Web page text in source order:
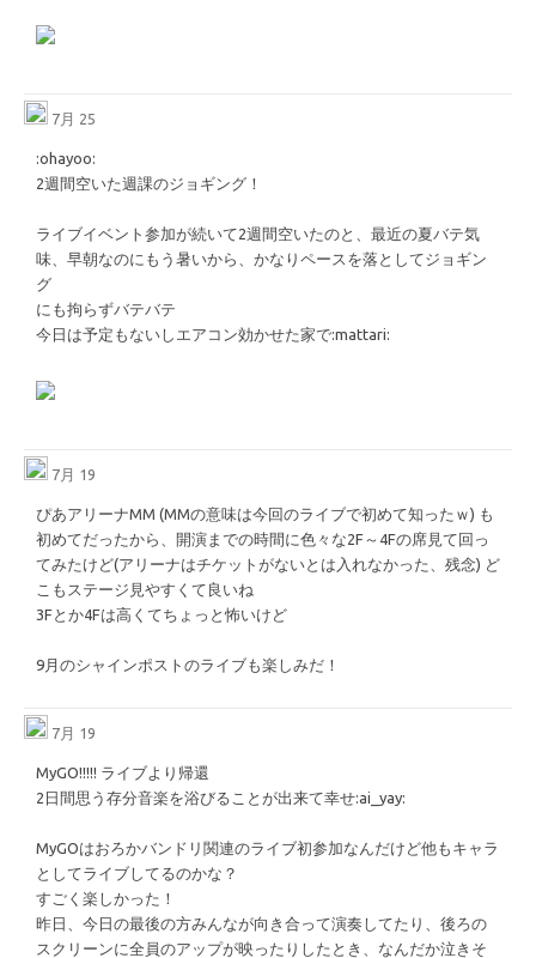
7月 25
​:ohayoo:​
2週間空いた週課のジョギング！
ライブイベント参加が続いて2週間空いたのと、最近の夏バテ気
味、早朝なのにもう暑いから、かなりペースを落としてジョギン
グ
にも拘らずバテバテ
今日は予定もないしエアコン効かせた家で​:mattari:​
7月 19
ぴあアリーナMM (MMの意味は今回のライブで初めて知ったｗ) も
初めてだったから、開演までの時間に色々な2F～4Fの席見て回っ
てみたけど(アリーナはチケットがないとは入れなかった、残念) ど
こもステージ見やすくて良いね
3Fとか4Fは高くてちょっと怖いけど
9月のシャインポストのライブも楽しみだ！
7月 19
MyGO!!!!! ライブより帰還
2日間思う存分音楽を浴びることが出来て幸せ​:ai_yay:​
MyGOはおろかバンドリ関連のライブ初参加なんだけど他もキャラ
としてライブしてるのかな？
すごく楽しかった！
昨日、今日の最後の方みんなが向き合って演奏してたり、後ろの
スクリーンに全員のアップが映ったりしたとき、なんだか泣きそ